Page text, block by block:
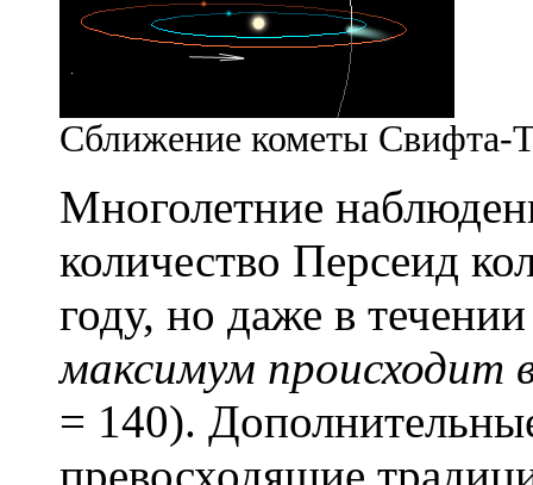
Сближение кометы Свифта-
Многолетние
количество Персеид
году, но даже в
максимум происходит
= 140).